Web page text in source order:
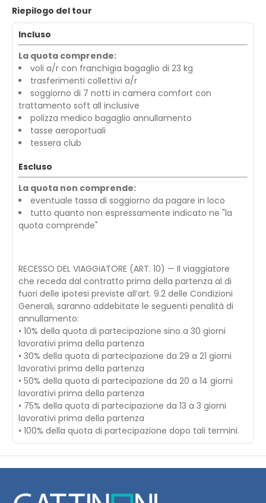
Riepilogo del tour
Incluso
La quota comprende:
voli a/r con franchigia bagaglio di 23 kg
trasferimenti collettivi a/r
soggiorno di 7 notti in camera comfort con
trattamento soft all inclusive
polizza medico bagaglio annullamento
tasse aeroportuali
tessera club
Escluso
La quota non comprende:
eventuale tassa di soggiorno da pagare in loco
tutto quanto non espressamente indicato ne "la
quota comprende"
RECESSO DEL VIAGGIATORE (ART. 10) — Il viaggiatore
che receda dal contratto prima della partenza al di
fuori delle ipotesi previste all’art. 9.2 delle Condizioni
Generali, saranno addebitate le seguenti penalità di
annullamento:
• 10% della quota di partecipazione sino a 30 giorni
lavorativi prima della partenza
• 30% della quota di partecipazione da 29 a 21 giorni
lavorativi prima della partenza
• 50% della quota di partecipazione da 20 a 14 giorni
lavorativi prima della partenza
• 75% della quota di partecipazione da 13 a 3 giorni
lavorativi prima della partenza
• 100% della quota di partecipazione dopo tali termini.